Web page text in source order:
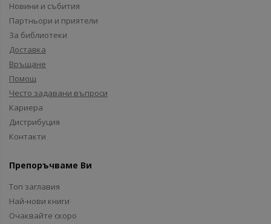
Новини и събития
Партньори и приятели
За библиотеки
Доставка
Връщане
Помощ
Често задавани въпроси
Кариера
Дистрибуция
Контакти
Препоръчваме Ви
Топ заглавия
Най-нови книги
Очаквайте скоро